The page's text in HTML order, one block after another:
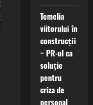
Temelia
viitorului în
construcții
~ PR-ul ca
soluție
pentru
criza de
personal